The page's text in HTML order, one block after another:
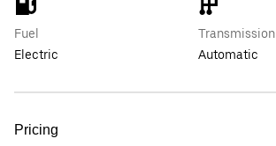
Fuel
Electric
Transmission
Automatic
Pricing